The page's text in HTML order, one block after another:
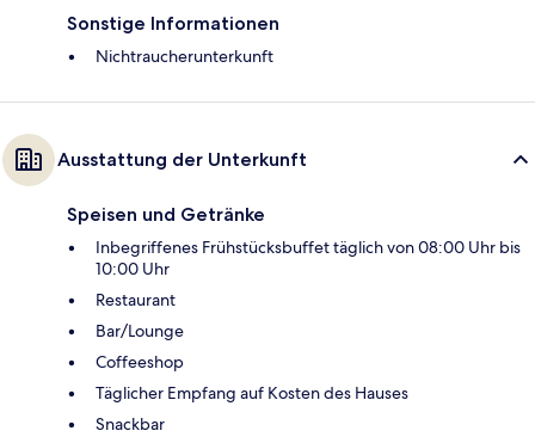
Sonstige Informationen
Nichtraucherunterkunft
Ausstattung der Unterkunft
Speisen und Getränke
Inbegriffenes Frühstücksbuffet täglich von 08:00 Uhr bis
10:00 Uhr
Restaurant
Bar/Lounge
Coffeeshop
Täglicher Empfang auf Kosten des Hauses
Snackbar